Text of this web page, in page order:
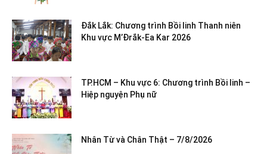
Đắk Lắk: Chương trình Bồi linh Thanh niên
Khu vực M’Đrắk-Ea Kar 2026
TP.HCM – Khu vực 6: Chương trình Bồi linh –
Hiệp nguyện Phụ nữ
Nhân Từ và Chân Thật – 7/8/2026